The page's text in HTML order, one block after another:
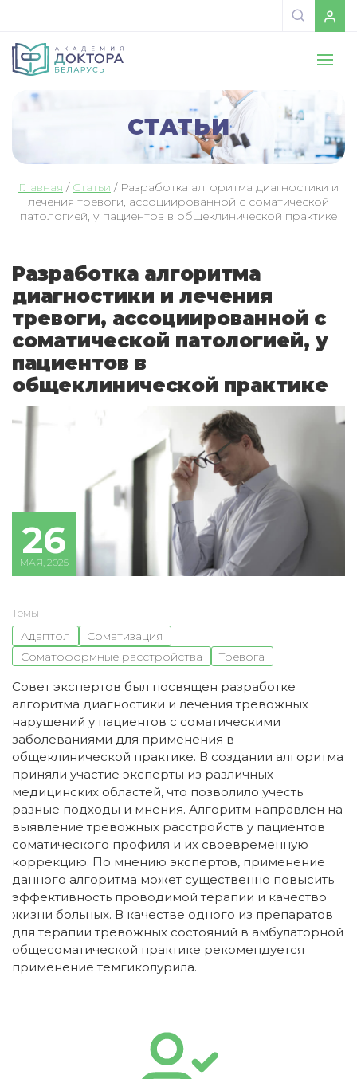
СТАТЬИ
Главная / Статьи / Разработка алгоритма диагностики и
лечения тревоги, ассоциированной с соматической
патологией, у пациентов в общеклинической практике
Разработка алгоритма
диагностики и лечения
тревоги, ассоциированной с
соматической патологией, у
пациентов в
общеклинической практике
26
МАЯ, 2025
Темы
Адаптол
Соматизация
Соматоформные расстройства
Тревога
Совет экспертов был посвящен разработке
алгоритма диагностики и лечения тревожных
нарушений у пациентов с соматическими
заболеваниями для применения в
общеклинической практике. В создании алгоритма
приняли участие эксперты из различных
медицинских областей, что позволило учесть
разные подходы и мнения. Алгоритм направлен на
выявление тревожных расстройств у пациентов
соматического профиля и их своевременную
коррекцию. По мнению экспертов, применение
данного алгоритма может существенно повысить
эффективность проводимой терапии и качество
жизни больных. В качестве одного из препаратов
для терапии тревожных состояний в амбулаторной
общесоматической практике рекомендуется
применение темгиколурила.